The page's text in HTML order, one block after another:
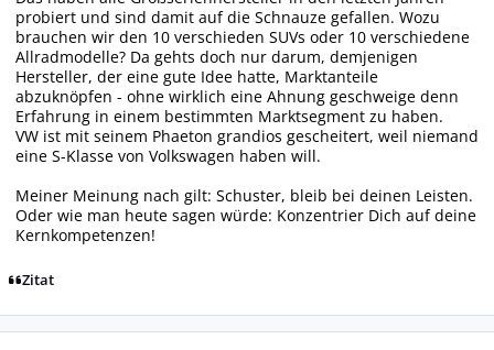
probiert und sind damit auf die Schnauze gefallen. Wozu
brauchen wir den 10 verschieden SUVs oder 10 verschiedene
Allradmodelle? Da gehts doch nur darum, demjenigen
Hersteller, der eine gute Idee hatte, Marktanteile
abzuknöpfen - ohne wirklich eine Ahnung geschweige denn
Erfahrung in einem bestimmten Marktsegment zu haben.
VW ist mit seinem Phaeton grandios gescheitert, weil niemand
eine S-Klasse von Volkswagen haben will.
Meiner Meinung nach gilt: Schuster, bleib bei deinen Leisten.
Oder wie man heute sagen würde: Konzentrier Dich auf deine
Kernkompetenzen!
Zitat